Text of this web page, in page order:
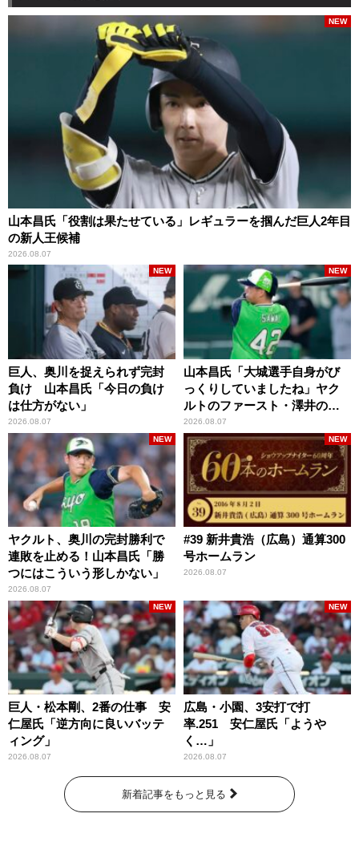
山本昌氏「役割は果たせている」レギュラーを掴んだ巨人2年目
の新人王候補
2026.08.07
NEW
巨人、奥川を捉えられず完封
負け 山本昌氏「今日の負け
は仕方がない」
2026.08.07
NEW
山本昌氏「大城選手自身がび
っくりしていましたね」ヤク
ルトのファースト・澤井の判
断を評価
2026.08.07
NEW
ヤクルト、奥川の完封勝利で
連敗を止める！山本昌氏「勝
つにはこういう形しかない」
2026.08.07
NEW
#39 新井貴浩（広島）通算300
号ホームラン
2026.08.07
NEW
巨人・松本剛、2番の仕事 安
仁屋氏「逆方向に良いバッテ
ィング」
2026.08.07
NEW
広島・小園、3安打で打
率.251 安仁屋氏「ようや
く…」
2026.08.07
NEW
新着記事をもっと見る